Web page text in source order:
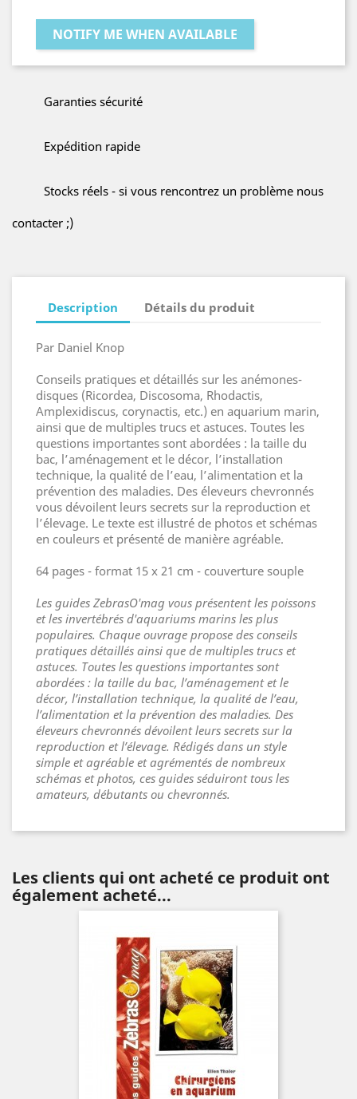
NOTIFY ME WHEN AVAILABLE
Garanties sécurité
Expédition rapide
Stocks réels - si vous rencontrez un problème nous
contacter ;)
Description Détails du produit
Par Daniel Knop
Conseils pratiques et détaillés sur les anémones-
disques (Ricordea, Discosoma, Rhodactis,
Amplexidiscus, corynactis, etc.) en aquarium marin,
ainsi que de multiples trucs et astuces. Toutes les
questions importantes sont abordées : la taille du
bac, l’aménagement et le décor, l’installation
technique, la qualité de l’eau, l’alimentation et la
prévention des maladies. Des éleveurs chevronnés
vous dévoilent leurs secrets sur la reproduction et
l’élevage. Le texte est illustré de photos et schémas
en couleurs et présenté de manière agréable.
64 pages - format 15 x 21 cm - couverture souple
Les guides ZebrasO'mag vous présentent les poissons
et les invertébrés d'aquariums marins les plus
populaires. Chaque ouvrage propose des conseils
pratiques détaillés ainsi que de multiples trucs et
astuces. Toutes les questions importantes sont
abordées : la taille du bac, l’aménagement et le
décor, l’installation technique, la qualité de l’eau,
l’alimentation et la prévention des maladies. Des
éleveurs chevronnés dévoilent leurs secrets sur la
reproduction et l’élevage. Rédigés dans un style
simple et agréable et agrémentés de nombreux
schémas et photos, ces guides séduiront tous les
amateurs, débutants ou chevronnés.
Les clients qui ont acheté ce produit ont
également acheté...